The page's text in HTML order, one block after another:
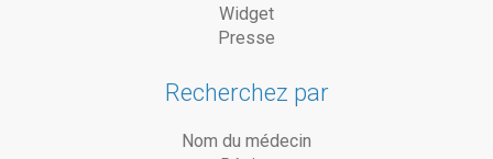
Widget
Presse
Recherchez par
Nom du médecin